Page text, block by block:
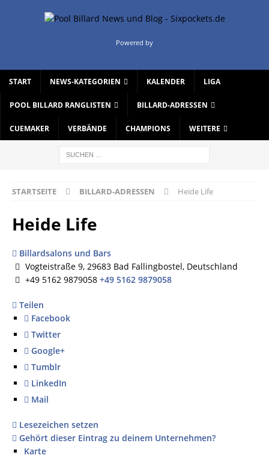
Powered by
START NEWS-KATEGORIEN KALENDER LIGA
POOL BILLARD RANGLISTEN BILLARD-ADRESSEN
CUEMAKER VERBÄNDE CHAMPIONS WEITERE
STARTSEITE BILLARD-ADRESSEN Heide Life
Heide Life
Billardsalons und Bars
Vogteistraße 9, 29683 Bad Fallingbostel, Deutschland
+49 5162 9879058 +49 5162 9879058
Teilen
Facebook
Twitter
Google+
Tumblr
LinkedIn
Mail
Lesezeichen setzen
Gehört dieser Eintrag zu deinem Unternehmen?
Karte